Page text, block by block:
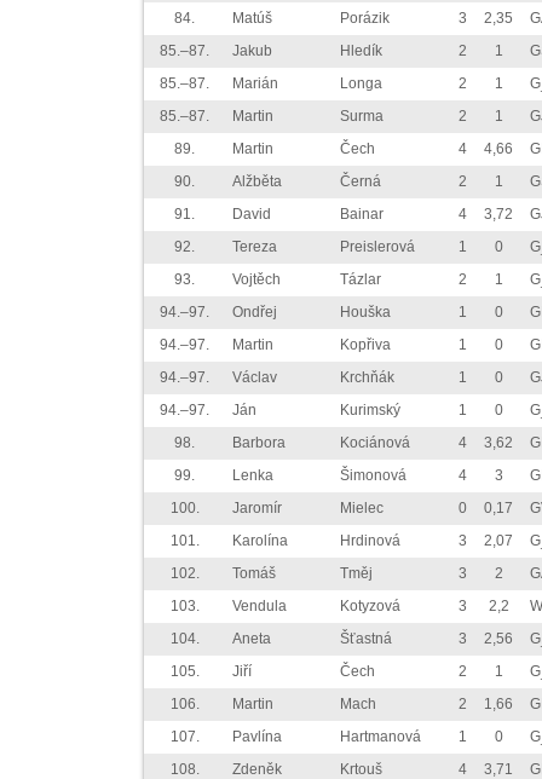
84.
Matúš Porázik 3 2,35
85.–87.
Jakub Hledík 2 1
85.–87.
Marián Longa 2 1
85.–87.
Martin Surma 2 1
89.
Martin Čech 4 4,66
90.
Alžběta Černá 2 1
91.
David Bainar 4 3,72
92.
Tereza Preislerová 1 0
93.
Vojtěch Tázlar 2 1
94.–97.
Ondřej Houška 1 0
94.–97.
Martin Kopřiva 1 0
94.–97.
Václav Krchňák 1 0
94.–97.
Ján Kurimský 1 0
98.
Barbora Kociánová 4 3,62
99.
Lenka Šimonová 4 3
100.
Jaromír Mielec 0 0,17
101.
Karolína Hrdinová 3 2,07
102.
Tomáš Tměj 3 2
103.
Vendula Kotyzová 3 2,2
104.
Aneta Šťastná 3 2,56
105.
Jiří Čech 2 1
106.
Martin Mach 2 1,66
107.
Pavlína Hartmanová 1 0
108.
Zdeněk Krtouš 4 3,71